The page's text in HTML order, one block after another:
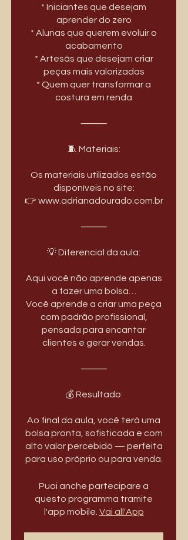
* Iniciantes que desejam
aprender do zero
* Alunas que querem evoluir o
acabamento
* Artesãs que desejam criar
peças mais valorizadas
* Quem quer transformar a
costura em renda
⸻
🧵 Materiais:
Os materiais utilizados estão
disponíveis no site:
👉 www.adrianadourado.com.br
⸻
💡 Diferencial da aula:
Aqui você não aprende apenas
a fazer uma bolsa…
Você aprende a criar uma peça
com padrão profissional,
pensada para encantar
clientes e gerar vendas.
⸻
💰 Resultado:
Ao final da aula, você terá uma
bolsa pronta, sofisticada e com
alto valor percebido — perfeita
para uso próprio ou para venda.
Puoi anche partecipare a
questo programma tramite
l'app mobile. Vai all'App